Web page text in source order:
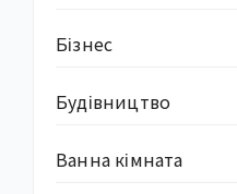
Бізнес
Будівництво
Ванна кімната